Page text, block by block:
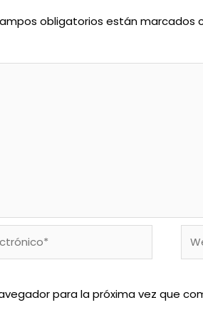
obligatorios están marcados
para la próxima vez que